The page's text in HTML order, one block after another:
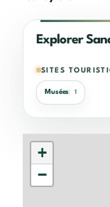
Explorer
SITES
Musées 1
+
−